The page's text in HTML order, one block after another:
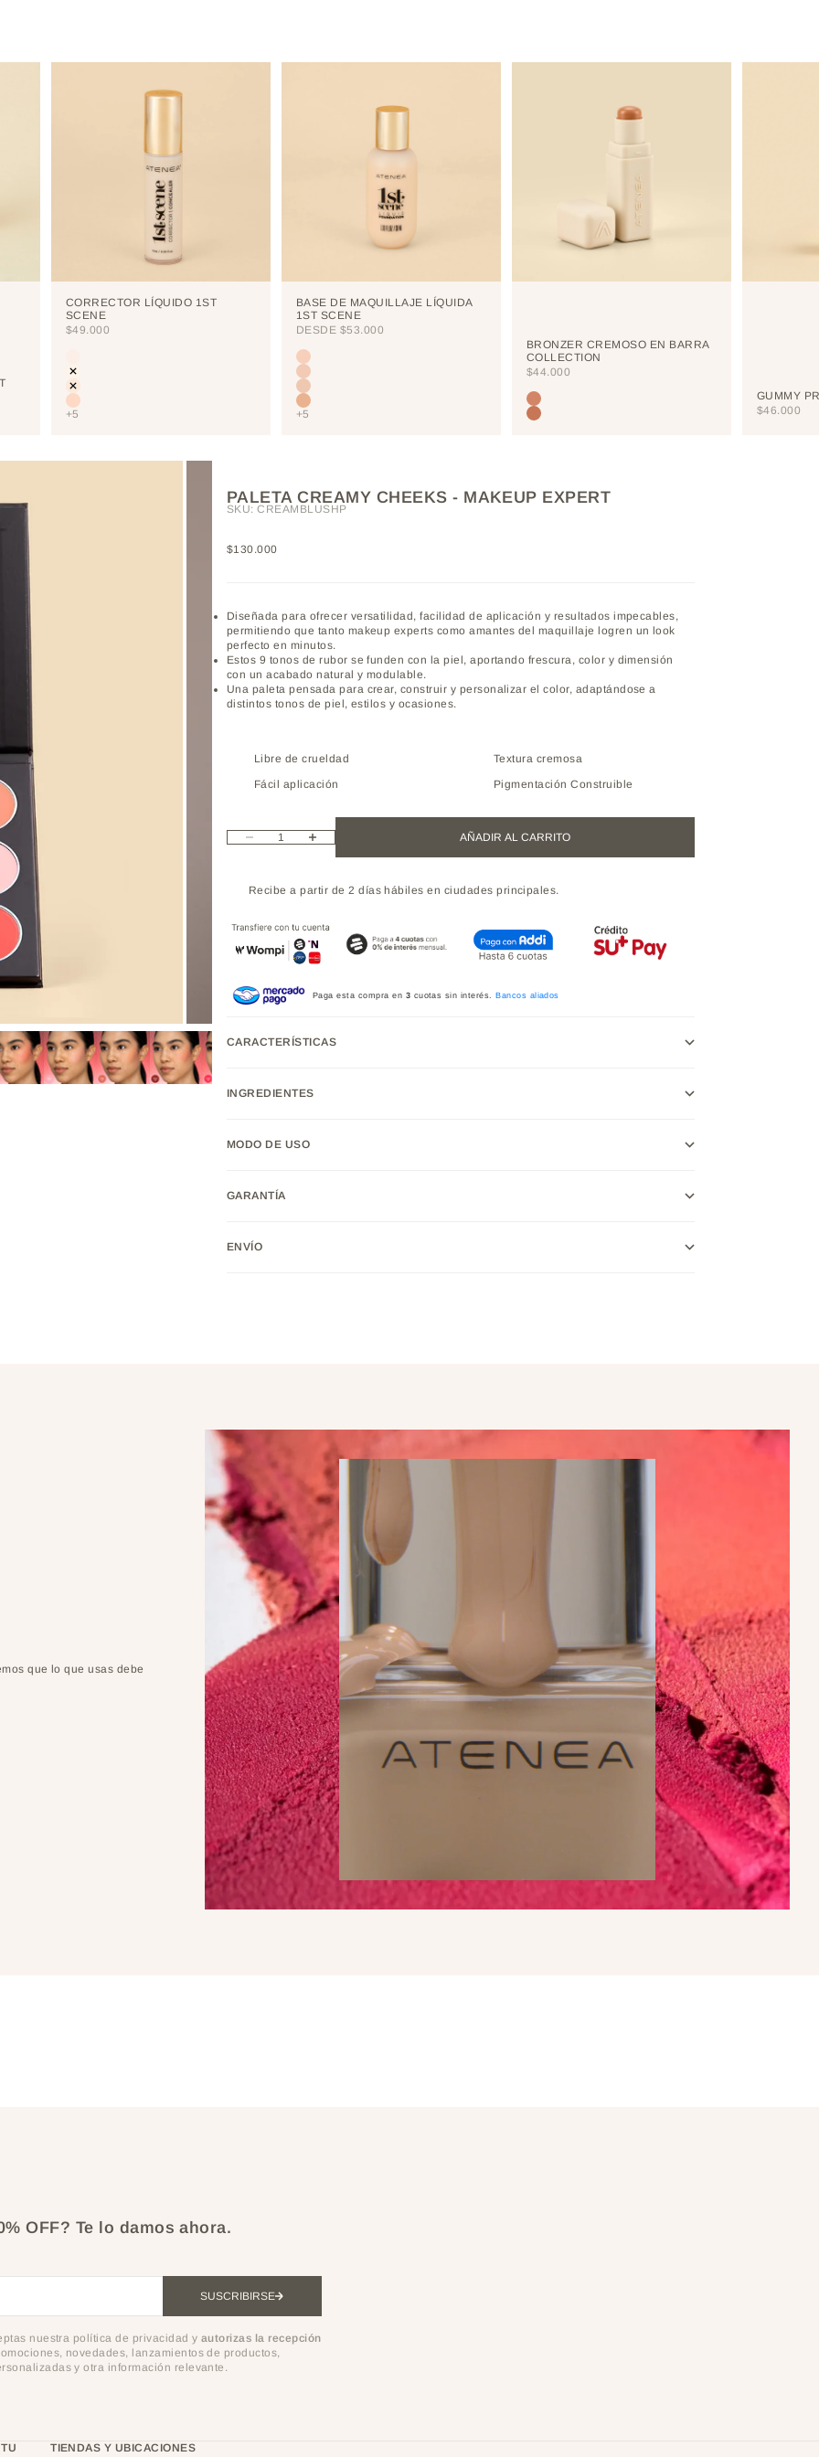
CORRECTOR LÍQUIDO 1ST
SCENE
PRECIO DE OFERTA
$49.000
NEUTRALIZER
VANILLA
NUDE
+5
BASE DE MAQUILLAJE LÍQUIDA
1ST SCENE
PRECIO DE OFERTA
DESDE $53.000
Color
LIGHT
PORCELAIN
CREAM
VAINILLA
+5
BRONZER CREMOSO EN BARRA
COLLECTION
PRECIO DE OFERTA
$44.000
Color
TERRANOVA
TOSTEDCOCONUT
GUMMY
PRECIO
$46.000
PALETA CREAMY CHEEKS - MAKEUP EXPERT
SKU: CREAMBLUSHP
Precio de oferta
$130.000
Diseñada para ofrecer versatilidad, facilidad de aplicación y resultados impecables,
permitiendo que tanto makeup experts como amantes del maquillaje logren un look
perfecto en minutos.
Estos 9 tonos de rubor se funden con la piel, aportando frescura, color y dimensión
con un acabado natural y modulable.
Una paleta pensada para crear, construir y personalizar el color, adaptándose a
distintos tonos de piel, estilos y ocasiones.
Libre de crueldad
Textura cremosa
Fácil aplicación
Pigmentación Construible
Reducir cantidadAumentar cantidad AÑADIR AL CARRITO
Recibe a partir de 2 días hábiles en ciudades principales.
Paga esta compra en 3 cuotas sin interés.Bancos aliados
CARACTERÍSTICAS
INGREDIENTES
MODO DE USO
GARANTÍA
ENVÍO
que lo que usas debe
OFF? Te lo damos ahora.
SUSCRIBIRSE
nuestra política de privacidad y autorizas la recepción
novedades, lanzamientos de productos,
y otra información relevante.
TIENDAS Y UBICACIONES